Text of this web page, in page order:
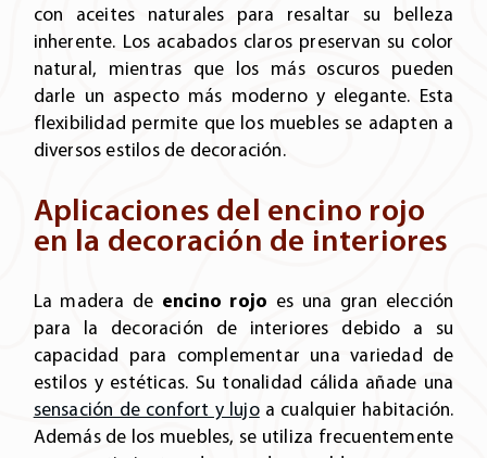
con aceites naturales para resaltar su belleza
inherente. Los acabados claros preservan su color
natural, mientras que los más oscuros pueden
darle un aspecto más moderno y elegante. Esta
flexibilidad permite que los muebles se adapten a
diversos estilos de decoración.
Aplicaciones del encino rojo
en la decoración de interiores
La madera de encino rojo es una gran elección
para la decoración de interiores debido a su
capacidad para complementar una variedad de
estilos y estéticas. Su tonalidad cálida añade una
sensación de confort y lujoa cualquier habitación.
Además de los muebles, se utiliza frecuentemente